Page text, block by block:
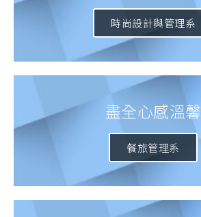
時尚設計與管理系
盡全心感溫馨
餐旅管理系